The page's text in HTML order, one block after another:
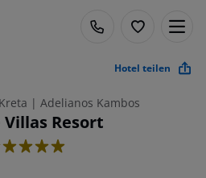
Hotel teilen
| Adelianos Kambos
Villas Resort